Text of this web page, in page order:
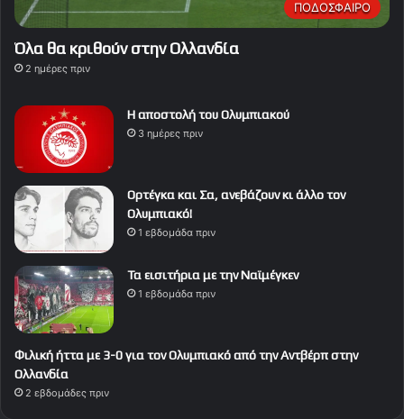
ΠΟΔΟΣΦΑΙΡΟ
Όλα θα κριθούν στην Ολλανδία
2 ημέρες πριν
Η αποστολή του Ολυμπιακού
3 ημέρες πριν
Ορτέγκα και Σα, ανεβάζουν κι άλλο τον
Ολυμπιακό!
1 εβδομάδα πριν
Τα εισιτήρια με την Ναϊμέγκεν
1 εβδομάδα πριν
Φιλική ήττα με 3-0 για τον Ολυμπιακό από την Αντβέρπ στην
Ολλανδία
2 εβδομάδες πριν